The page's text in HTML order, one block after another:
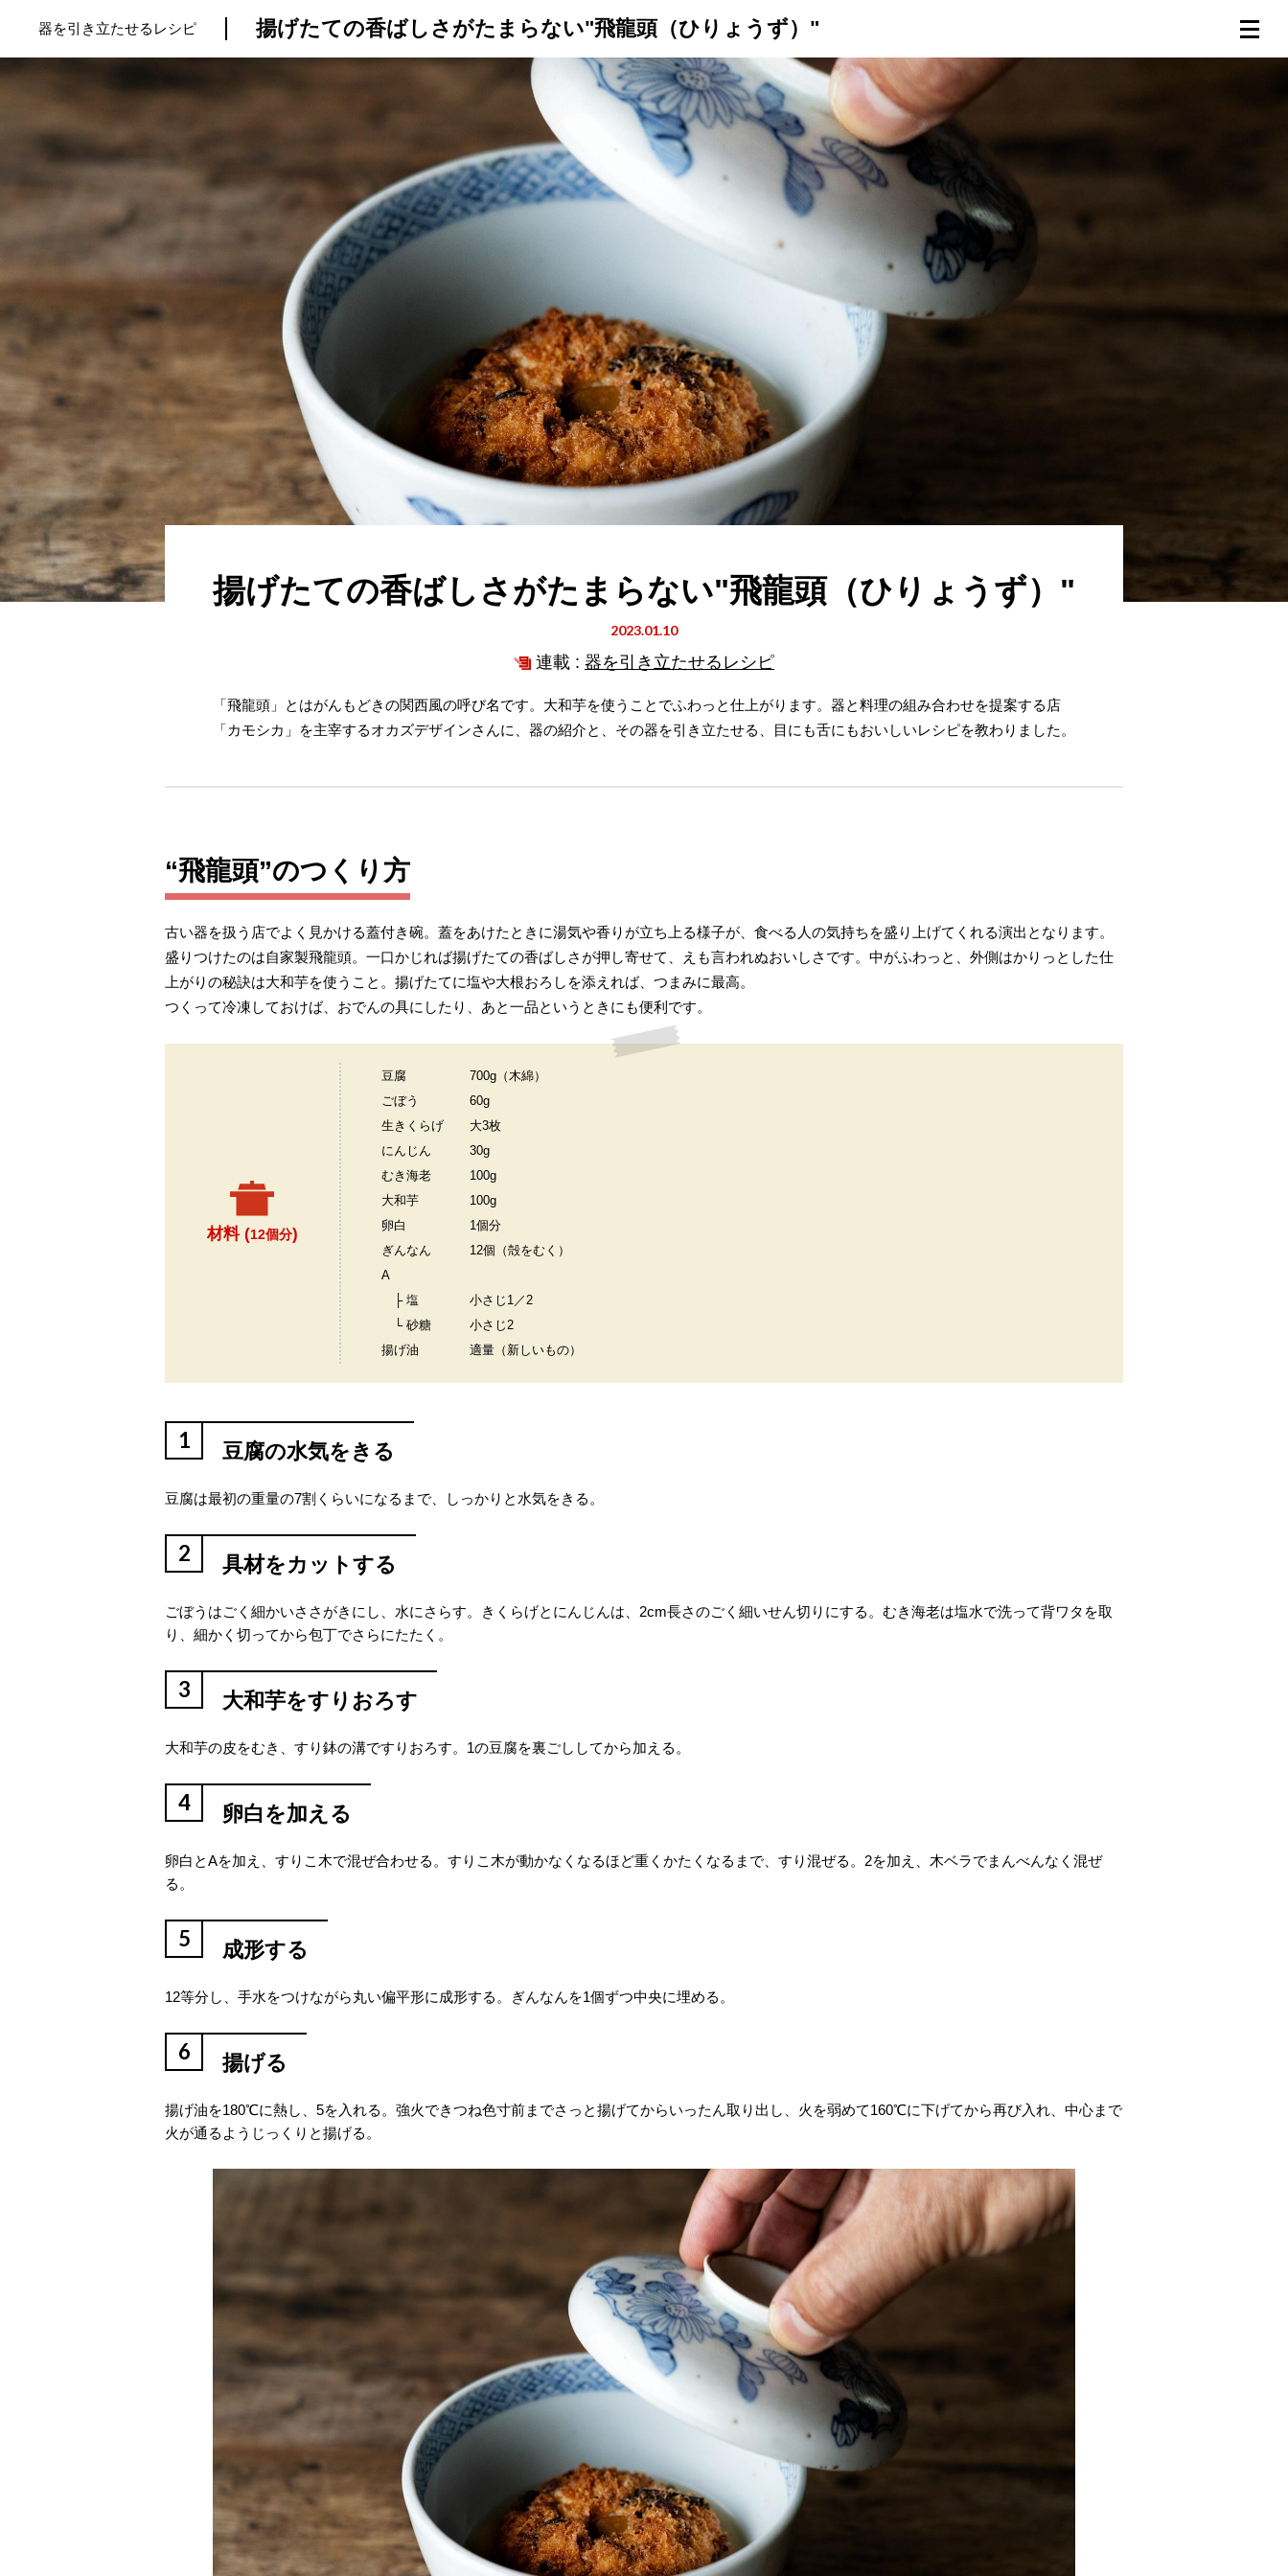
トップ プロが教えるレシピ 厳選！店探し 食のストーリー
器を引き立たせるレシピ 揚げたての香ばしさがたまらない"飛龍頭（ひりょうず）"
揚げたての香ばしさがたまらない"飛龍頭（ひりょうず）"
2023.01.10
連載 : 器を引き立たせるレシピ
「飛龍頭」とはがんもどきの関西風の呼び名です。大和芋を使うことでふわっと仕上がります。器と料理の組み合わせを提案する店
「カモシカ」を主宰するオカズデザインさんに、器の紹介と、その器を引き立たせる、目にも舌にもおいしいレシピを教わりました。
“飛龍頭”のつくり方
古い器を扱う店でよく見かける蓋付き碗。蓋をあけたときに湯気や香りが立ち上る様子が、食べる人の気持ちを盛り上げてくれる演出となります。
盛りつけたのは自家製飛龍頭。一口かじれば揚げたての香ばしさが押し寄せて、えも言われぬおいしさです。中がふわっと、外側はかりっとした仕
上がりの秘訣は大和芋を使うこと。揚げたてに塩や大根おろしを添えれば、つまみに最高。
つくって冷凍しておけば、おでんの具にしたり、あと一品というときにも便利です。
材料 (12個分)
豆腐
700g（木綿）
ごぼう
60g
生きくらげ
大3枚
にんじん
30g
むき海老
100g
大和芋
100g
卵白
1個分
ぎんなん
12個（殻をむく）
A
├ 塩
小さじ1／2
└ 砂糖
小さじ2
揚げ油
適量（新しいもの）
1 豆腐の水気をきる
豆腐は最初の重量の7割くらいになるまで、しっかりと水気をきる。
2 具材をカットする
ごぼうはごく細かいささがきにし、水にさらす。きくらげとにんじんは、2cm長さのごく細いせん切りにする。むき海老は塩水で洗って背ワタを取
り、細かく切ってから包丁でさらにたたく。
3 大和芋をすりおろす
大和芋の皮をむき、すり鉢の溝ですりおろす。1の豆腐を裏ごししてから加える。
4 卵白を加える
卵白とAを加え、すりこ木で混ぜ合わせる。すりこ木が動かなくなるほど重くかたくなるまで、すり混ぜる。2を加え、木ベラでまんべんなく混ぜ
る。
5 成形する
12等分し、手水をつけながら丸い偏平形に成形する。ぎんなんを1個ずつ中央に埋める。
6 揚げる
揚げ油を180℃に熱し、5を入れる。強火できつね色寸前までさっと揚げてからいったん取り出し、火を弱めて160℃に下げてから再び入れ、中心まで
火が通るようじっくりと揚げる。